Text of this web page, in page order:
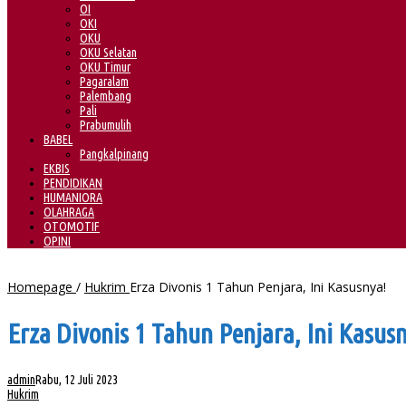
OI
OKI
OKU
OKU Selatan
OKU Timur
Pagaralam
Palembang
Pali
Prabumulih
BABEL
Pangkalpinang
EKBIS
PENDIDIKAN
HUMANIORA
OLAHRAGA
OTOMOTIF
OPINI
Homepage / Hukrim Erza Divonis 1 Tahun Penjara, Ini Kasusnya!
Erza Divonis 1 Tahun Penjara, Ini
adminRabu, 12 Juli 2023
Hukrim